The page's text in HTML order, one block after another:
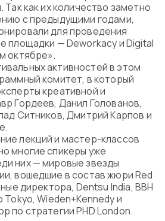
ENTER
Так как их количество заметно
с предыдущими годами,
для проведения
площадки — Deworkacy и Digital
октябре».
активностей в этом
комитет, в который
креативной и
Гордеев, Данил Голованов,
Ситников, Дмитрий Карпов и
лекций и мастер-классов
многие спикеры уже
них — мировые звезды
вошедшие в состав жюри Red
директора, Dentsu India, BBH
Wieden+Kennedy и
по стратегии PHD London.